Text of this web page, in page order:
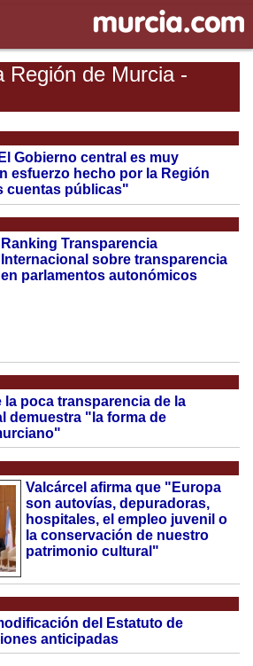
Región de Murcia -
Gobierno central es muy
esfuerzo hecho por la Región
cuentas públicas"
Ranking Transparencia
Internacional sobre transparencia
en parlamentos autonómicos
la poca transparencia de la
demuestra "la forma de
Valcárcel afirma que "Europa
son autovías, depuradoras,
hospitales, el empleo juvenil o
la conservación de nuestro
patrimonio cultural"
del Estatuto de
anticipadas